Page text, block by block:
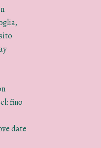
fino
date